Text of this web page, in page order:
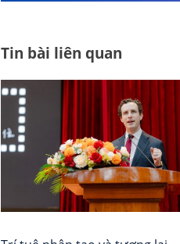
Tin bài liên quan